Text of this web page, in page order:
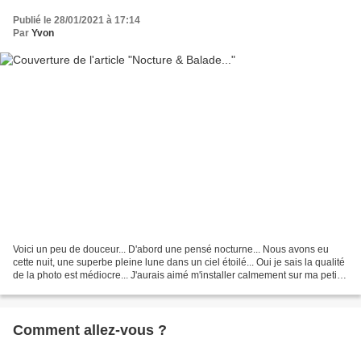
Publié le 28/01/2021 à 17:14
Par Yvon
Voici un peu de douceur... D'abord une pensé nocturne... Nous avons eu
cette nuit, une superbe pleine lune dans un ciel étoilé... Oui je sais la qualité
de la photo est médiocre... J'aurais aimé m'installer calmement sur ma petite
Comment allez-vous ?